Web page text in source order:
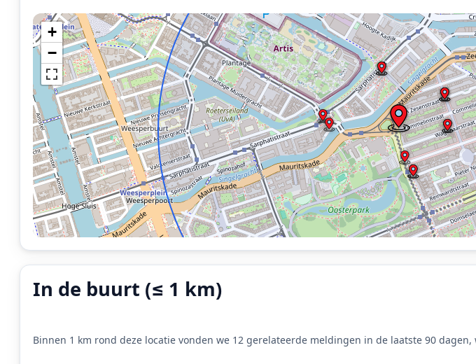
+
−
In de buurt (≤ 1 km)
Binnen 1 km rond deze locatie vonden we 12 gerelateerde meldingen in de laatste 90